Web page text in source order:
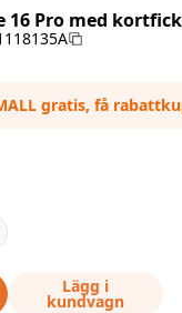
16 Pro med
gratis, få
Lägg i
kundvagn